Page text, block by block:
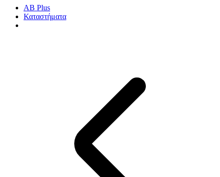
AB Plus
Καταστήματα